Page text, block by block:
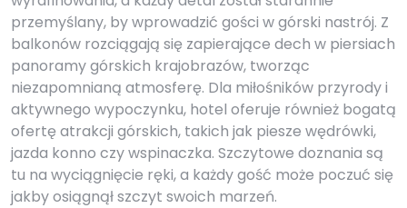
przemyślany, by wprowadzić gości w górski nastrój. Z
balkonów rozciągają się zapierające dech w piersiach
panoramy górskich krajobrazów, tworząc
niezapomnianą atmosferę. Dla miłośników przyrody i
aktywnego wypoczynku, hotel oferuje również bogatą
ofertę atrakcji górskich, takich jak piesze wędrówki,
jazda konno czy wspinaczka. Szczytowe doznania są
tu na wyciągnięcie ręki, a każdy gość może poczuć się
jakby osiągnął szczyt swoich marzeń.